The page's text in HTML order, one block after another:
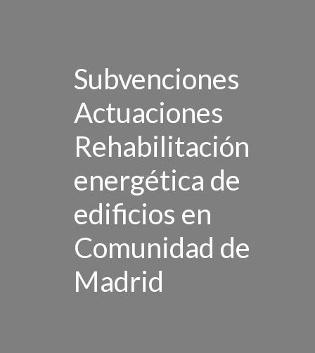
Subvenciones
Actuaciones
Rehabilitación
energética de
edificios en
Comunidad de
Madrid